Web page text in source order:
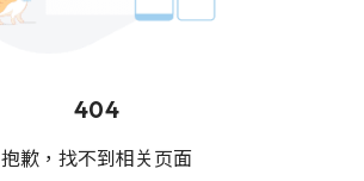
404
抱歉，找不到相关页面